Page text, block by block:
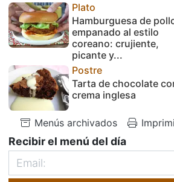
Plato
Hamburguesa de
empanado al estilo
coreano: crujiente,
picante y...
Postre
Tarta de chocolate
crema inglesa
Menús archivados
Recibir el menú del día